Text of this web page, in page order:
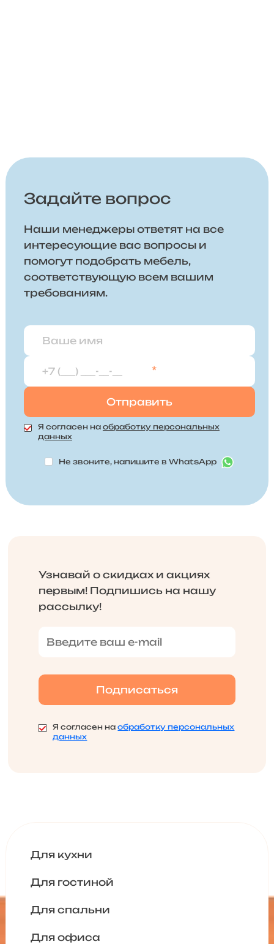
Задайте вопрос
Наши менеджеры ответят на все
интересующие вас вопросы и
помогут подобрать мебель,
соответствующую всем вашим
требованиям.
*
Я согласен на обработку персональных
данных
Не звоните, напишите в WhatsApp
Узнавай о скидках и акциях
первым! Подпишись на нашу
рассылку!
Я согласен наобработку персональных
данных
Для кухни
Для гостиной
Для спальни
Для офиса